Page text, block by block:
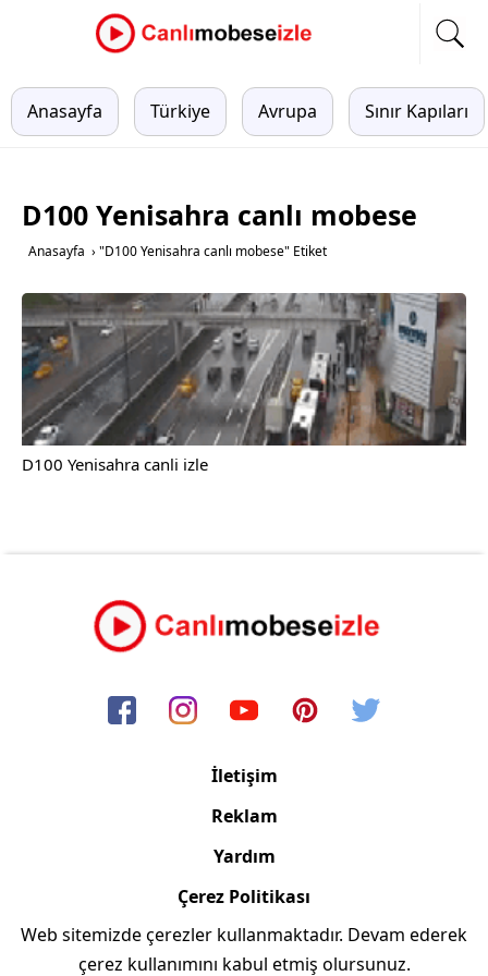
Anasayfa Türkiye Avrupa Sınır Kapıları
D100 Yenisahra canlı mobese
Anasayfa › "D100 Yenisahra canlı mobese" Etiket
D100 Yenisahra canli izle
İletişim
Reklam
Yardım
Çerez Politikası
Copyright © 2006/2024 Canlimobeseizle.com
Web sitemizde çerezler kullanmaktadır. Devam ederek
çerez kullanımını kabul etmiş olursunuz.